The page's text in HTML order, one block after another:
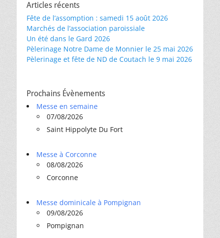
Articles récents
Fête de l’assomption : samedi 15 août 2026
Marchés de l’association paroissiale
Un été dans le Gard 2026
Pèlerinage Notre Dame de Monnier le 25 mai 2026
Pèlerinage et fête de ND de Coutach le 9 mai 2026
Prochains Évènements
Messe en semaine
07/08/2026
Saint Hippolyte Du Fort
Messe à Corconne
08/08/2026
Corconne
Messe dominicale à Pompignan
09/08/2026
Pompignan